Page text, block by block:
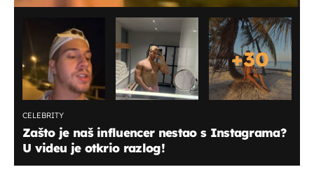
+30
CELEBRITY
Zašto je naš influencer nestao s Instagrama?
U videu je otkrio razlog!